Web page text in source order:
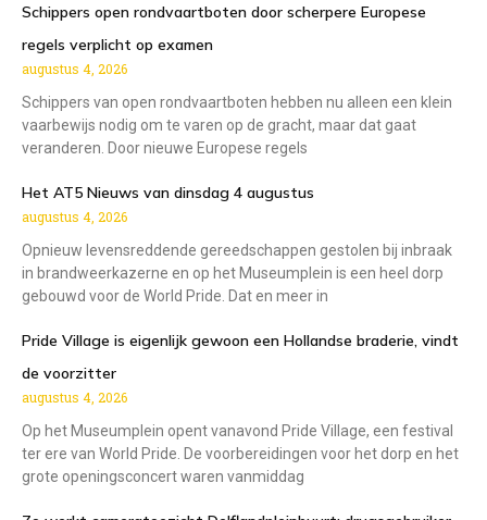
Schippers open rondvaartboten door scherpere Europese
regels verplicht op examen
augustus 4, 2026
Schippers van open rondvaartboten hebben nu alleen een klein
vaarbewijs nodig om te varen op de gracht, maar dat gaat
veranderen. Door nieuwe Europese regels
Het AT5 Nieuws van dinsdag 4 augustus
augustus 4, 2026
Opnieuw levensreddende gereedschappen gestolen bij inbraak
in brandweerkazerne en op het Museumplein is een heel dorp
gebouwd voor de World Pride. Dat en meer in
Pride Village is eigenlijk gewoon een Hollandse braderie, vindt
de voorzitter
augustus 4, 2026
Op het Museumplein opent vanavond Pride Village, een festival
ter ere van World Pride. De voorbereidingen voor het dorp en het
grote openingsconcert waren vanmiddag